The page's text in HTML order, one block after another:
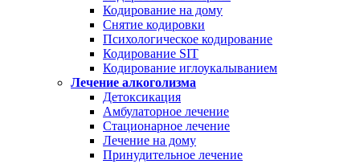
Кодирование на дому
Снятие кодировки
Психологическое кодирование
Кодирование SIT
Кодирование иглоукалыванием
Лечение алкоголизма
Детоксикация
Амбулаторное лечение
Стационарное лечение
Лечение на дому
Принудительное лечение